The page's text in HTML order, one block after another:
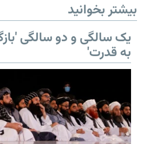
بیشتر بخوانید
یک سالگی و دو سالگی
به قدرت'